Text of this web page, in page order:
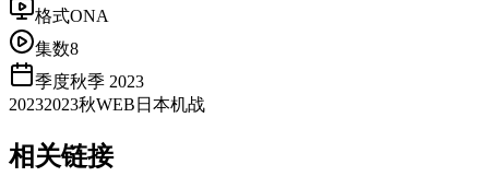
格式ONA
集数8
季度秋季 2023
20232023秋WEB 日本机战
相关链接